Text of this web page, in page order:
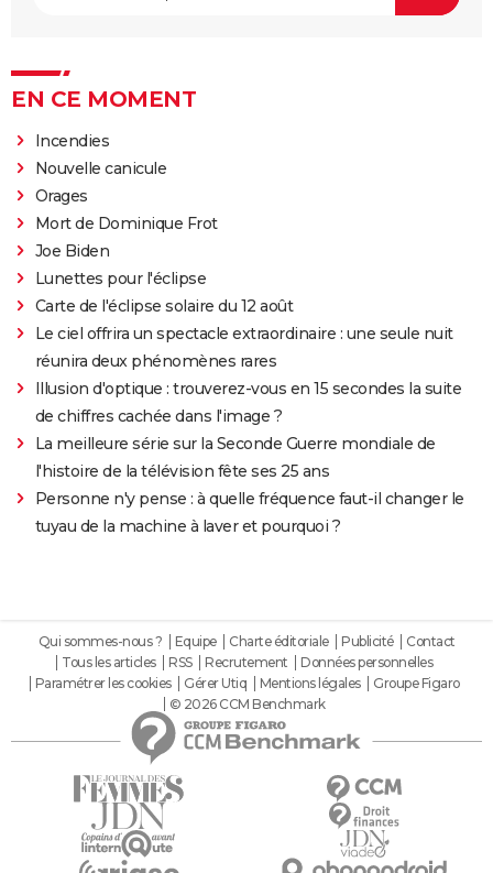
EN CE MOMENT
Incendies
Nouvelle canicule
Orages
Mort de Dominique Frot
Joe Biden
Lunettes pour l'éclipse
Carte de l'éclipse solaire du 12 août
Le ciel offrira un spectacle extraordinaire : une seule nuit
réunira deux phénomènes rares
Illusion d'optique : trouverez-vous en 15 secondes la suite
de chiffres cachée dans l'image ?
La meilleure série sur la Seconde Guerre mondiale de
l'histoire de la télévision fête ses 25 ans
Personne n'y pense : à quelle fréquence faut-il changer le
tuyau de la machine à laver et pourquoi ?
Qui sommes-nous ? Equipe Charte éditoriale Publicité
Contact
Tous les articles
RSS Recrutement
Données personnelles
Paramétrer les cookies
Gérer Utiq Mentions légales
Groupe Figaro
© 2026 CCM Benchmark